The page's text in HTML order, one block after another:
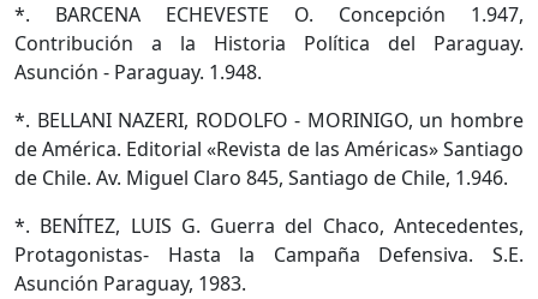
*. BARCENA ECHEVESTE O. Concepción 1.947,
Contribución a la Historia Política del Paraguay.
Asunción - Paraguay. 1.948.
*. BELLANI NAZERI, RODOLFO - MORINIGO, un hombre
de América. Editorial «Revista de las Américas» Santiago
de Chile. Av. Miguel Claro 845, Santiago de Chile, 1.946.
*. BENÍTEZ, LUIS G. Guerra del Chaco, Antecedentes,
Protagonistas- Hasta la Campaña Defensiva. S.E.
Asunción Paraguay, 1983.